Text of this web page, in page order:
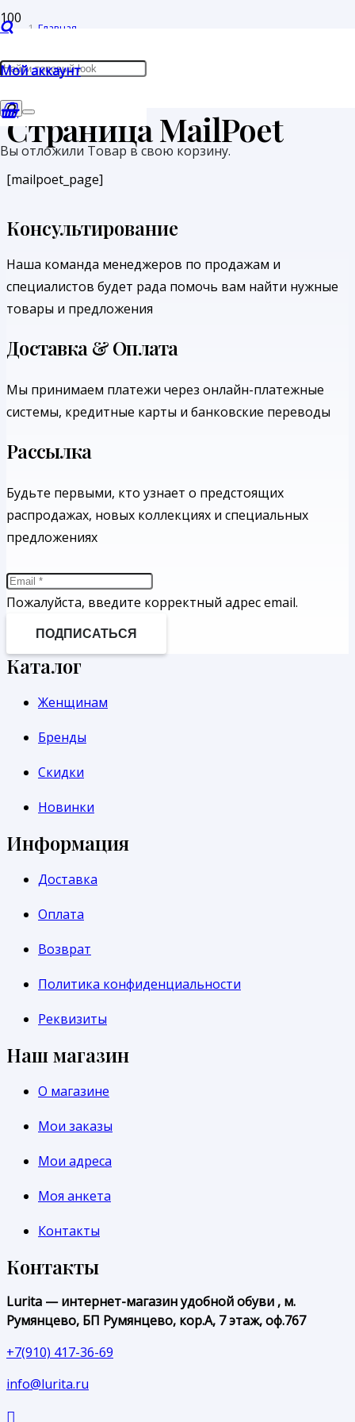
Мой аккаунт
Вы отложили Товар в свою корзину.
Главная
Страница MailPoet
Страница MailPoet
[mailpoet_page]
Консультирование
Наша команда менеджеров по продажам и
специалистов будет рада помочь вам найти нужные
товары и предложения
Доставка & Оплата
Мы принимаем платежи через онлайн-платежные
системы, кредитные карты и банковские переводы
Рассылка
Будьте первыми, кто узнает о предстоящих
распродажах, новых коллекциях и специальных
предложениях
Пожалуйста, введите корректный адрес email.
ПОДПИСАТЬСЯ
Каталог
Женщинам
Бренды
Скидки
Новинки
Информация
Доставка
Оплата
Возврат
Политика конфиденциальности
Реквизиты
Наш магазин
О магазине
Мои заказы
Мои адреса
Моя анкета
Контакты
Контакты
Lurita — интернет-магазин удобной обуви , м.
Румянцево, БП Румянцево, кор.А, 7 этаж, оф.767
+7(910) 417-36-69
info@lurita.ru